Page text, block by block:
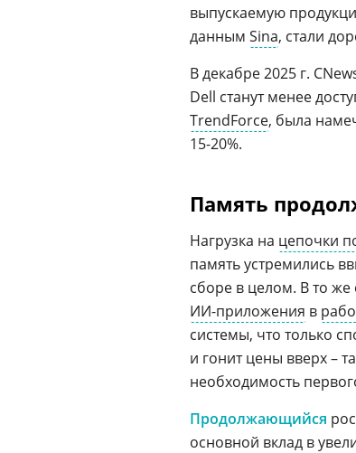
выпускаемую
данным Sina, стали
В декабре 2025 г.
Dell станут менее
TrendForce, была
15-20%.
Память
Нагрузка на цепочки
память устремились
сборе в целом. В то
ИИ-приложения в
системы, что только
и гонит цены вверх –
необходимость
Продолжающийся
основной вклад в